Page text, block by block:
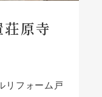
原寺
リフォーム戸